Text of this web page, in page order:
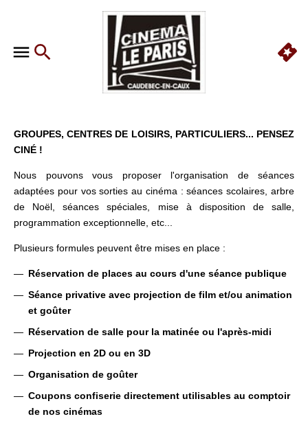
GROUPES, CENTRES DE LOISIRS, PARTICULIERS... PENSEZ
CINÉ !
Nous pouvons vous proposer l'organisation de séances
adaptées pour vos sorties au cinéma : séances scolaires, arbre
de Noël, séances spéciales, mise à disposition de salle,
programmation exceptionnelle, etc...
Plusieurs formules peuvent être mises en place :
Réservation de places au cours d'une séance publique
Séance privative avec projection de film et/ou animation
et goûter
Réservation de salle pour la matinée ou l'après-midi
Projection en 2D ou en 3D
Organisation de goûter
Coupons confiserie directement utilisables au comptoir
de nos cinémas